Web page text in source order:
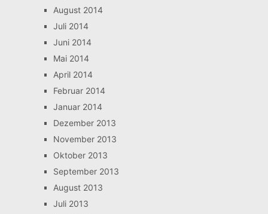
August 2014
Juli 2014
Juni 2014
Mai 2014
April 2014
Februar 2014
Januar 2014
Dezember 2013
November 2013
Oktober 2013
September 2013
August 2013
Juli 2013